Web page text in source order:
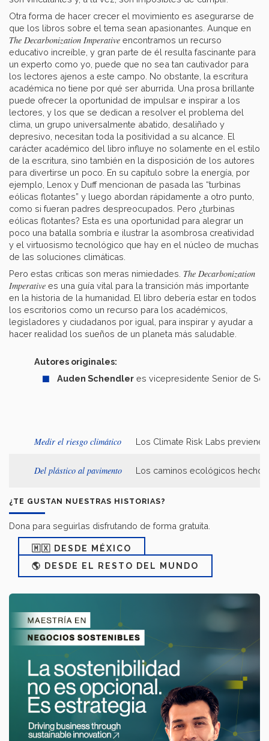
Otra forma de hacer crecer el movimiento es asegurarse de
que los libros sobre el tema sean apasionantes. Aunque en
The Decarbonization Imperative encontramos un recurso
educativo increíble, y gran parte de él resulta fascinante para
un experto como yo, puede que no sea tan cautivador para
los lectores ajenos a este campo. No obstante, la escritura
académica no tiene por qué ser aburrida. Una prosa brillante
puede ofrecer la oportunidad de impulsar e inspirar a los
lectores, y los que se dedican a resolver el problema del
clima, un grupo universalmente abatido, desaliñado y
depresivo, necesitan toda la positividad a su alcance. El
carácter académico del libro influye no solamente en el estilo
de la escritura, sino también en la disposición de los autores
para divertirse un poco. En su capítulo sobre la energía, por
ejemplo, Lenox y Duff mencionan de pasada las “turbinas
eólicas flotantes” y luego abordan rápidamente a otro punto,
como si fueran padres despreocupados. Pero ¿turbinas
eólicas flotantes? Esta es una oportunidad para alegrar un
poco una batalla sombría e ilustrar la asombrosa creatividad
y el virtuosismo tecnológico que hay en el núcleo de muchas
de las soluciones climáticas.
Pero estas críticas son meras nimiedades. The Decarbonization
Imperative es una guía vital para la transición más importante
en la historia de la humanidad. El libro debería estar en todos
los escritorios como un recurso para los académicos,
legisladores y ciudadanos por igual, para inspirar y ayudar a
hacer realidad los sueños de un planeta más saludable.
Autores originales:
Auden Schendler es vicepresidente Senior de
Medir el riesgo climático Los Climate Risk Labs
Del plástico al pavimento Los caminos ecológicos
¿TE GUSTAN NUESTRAS HISTORIAS?
Dona para seguirlas disfrutando de forma gratuita.
🇲🇽 DESDE MÉXICO
🌎 DESDE EL RESTO DEL MUNDO